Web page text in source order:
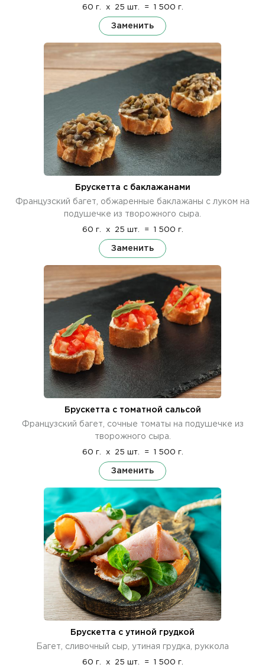
60 г. x 25 шт. = 1 500 г.
Заменить
Брускетта с баклажанами
Французский багет, обжаренные баклажаны с луком на
подушечке из творожного сыра.
60 г. x 25 шт. = 1 500 г.
Заменить
Брускетта с томатной сальсой
Французский багет, сочные томаты на подушечке из
творожного сыра.
60 г. x 25 шт. = 1 500 г.
Заменить
Брускетта с утиной грудкой
Багет, сливочный сыр, утиная грудка, руккола
60 г. x 25 шт. = 1 500 г.